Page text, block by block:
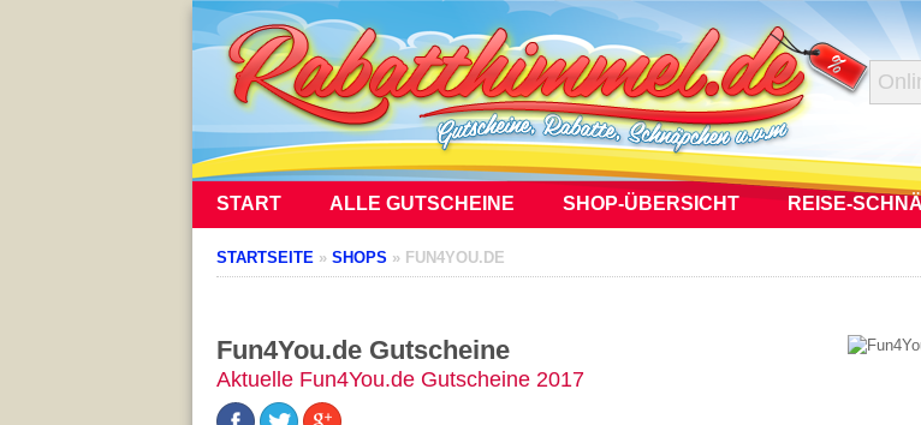
START ALLE GUTSCHEINE SHOP-ÜBERSICHT REISE-
STARTSEITE » SHOPS » FUN4YOU.DE
Fun4You.de Gutscheine
Aktuelle Fun4You.de Gutscheine 2017